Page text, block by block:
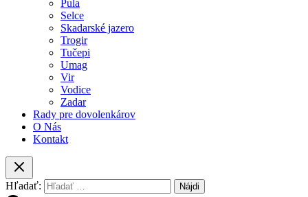
Pula
Selce
Skadarské jazero
Trogir
Tučepi
Umag
Vir
Vodice
Zadar
Rady pre dovolenkárov
O Nás
Kontakt
Hľadať: